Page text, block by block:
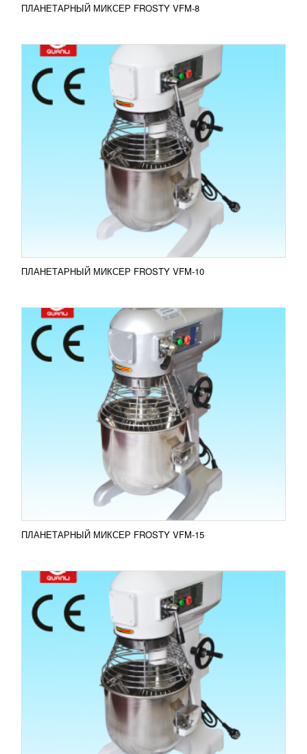
ПЛАНЕТАРНЫЙ МИКСЕР FROSTY VFM-8
ПЛАНЕТАРНЫЙ МИКСЕР FROSTY VFM-10
ПЛАНЕТАРНЫЙ МИКСЕР FROSTY VFM-15
RUB
Миксер FROSTY VFM-15 используется для замеса
жидкого теста, приготовления кондитерских
кремов, перемешивания фарша, приготовления
соусов и майонезов...
ПОДРОБНЕЕ
Добавить в сравнение
ПЛАНЕТАРНЫЙ МИКСЕР FROSTY VFM-15
ПЛАНЕТАРНЫЙ МИКСЕР FROSTY VFM-20
RUB
Миксер FROSTY VFM-20 - мощное оборудование
для замеса большого объема жидкого теста,
приготовления кондитерских кремов,
перемешивания фарша,...
ПОДРОБНЕЕ
Добавить в сравнение
ПЛАНЕТАРНЫЙ МИКСЕР FROSTY VFM-30
RUB
Миксер FROSTY VFM-30 - мощное оборудование
для замеса большого объема жидкого теста,
приготовления кондитерских кремов,
перемешивания фарша,...
ПОДРОБНЕЕ
Добавить в сравнение